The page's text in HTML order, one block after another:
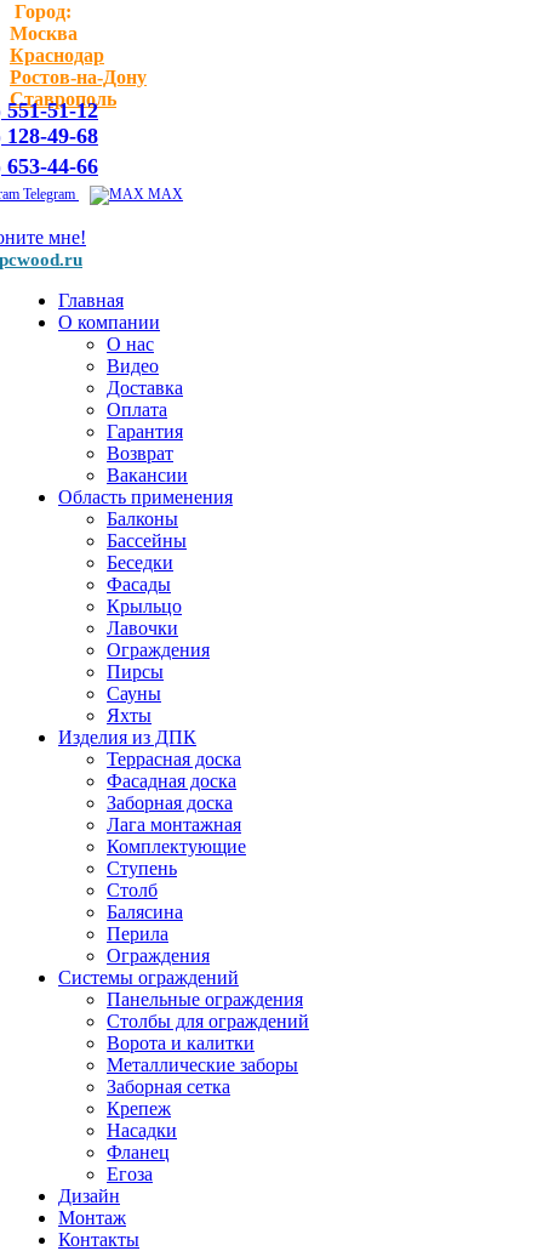
Город:
Москва
Краснодар
Ростов-на-Дону
Ставрополь
551-51-12
128-49-68
653-44-66
Telegram MAX
мне!
Главная
О компании
О нас
Видео
Доставка
Оплата
Гарантия
Возврат
Вакансии
Область применения
Балконы
Бассейны
Беседки
Фасады
Крыльцо
Лавочки
Ограждения
Пирсы
Сауны
Яхты
Изделия из ДПК
Террасная доска
Фасадная доска
Заборная доска
Лага монтажная
Комплектующие
Ступень
Столб
Балясина
Перила
Ограждения
Системы ограждений
Панельные ограждения
Столбы для ограждений
Ворота и калитки
Металлические заборы
Заборная сетка
Крепеж
Насадки
Фланец
Егоза
Дизайн
Монтаж
Контакты